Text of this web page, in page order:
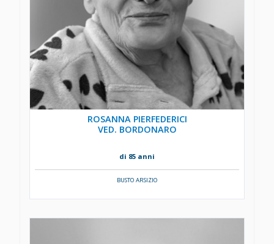
ROSANNA PIERFEDERICI
VED. BORDONARO
di 85 anni
BUSTO ARSIZIO